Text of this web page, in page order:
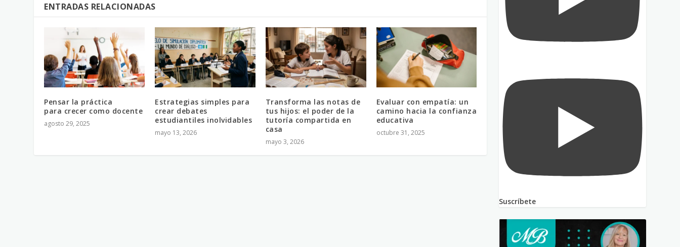
ENTRADAS RELACIONADAS
Pensar la práctica
para crecer como docente
agosto 29, 2025
Estrategias simples para
crear debates
estudiantiles inolvidables
mayo 13, 2026
Transforma las notas de
tus hijos: el poder de la
tutoría compartida en
casa
mayo 3, 2026
Evaluar con empatía: un
camino hacia la confianza
educativa
octubre 31, 2025
Suscríbete